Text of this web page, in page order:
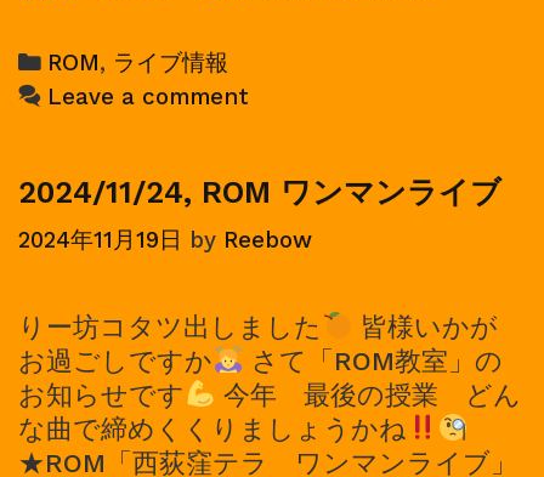
ラ
Categories
ROM, ライブ情報
Leave a comment
2024/11/24, ROM ワンマンライブ
2024年11月19日 by Reebow
りー坊コタツ出しました
皆様いかが
お過ごしですか
さて「ROM教室」の
お知らせです
今年 最後の授業 どん
な曲で締めくくりましょうかね
★ROM「西荻窪テラ ワンマンライブ」